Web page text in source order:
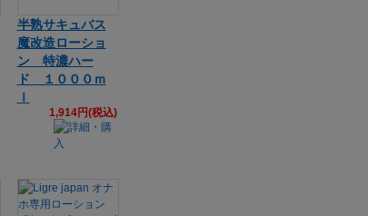
半熟サキュバス
魔改造ローショ
ン 特濃ハー
ド １０００ｍ
ｌ
1,914円(税込)